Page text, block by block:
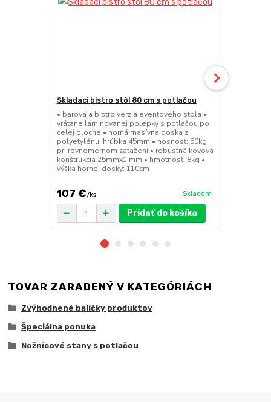
Skladací bistro stôl 80 cm s potlačou
• barová a bistro verzia eventového stola •
vrátane laminovanej polepky s potlačou po
celej ploche • horná masívna doska z
polyetylénu, hrúbka 45mm • nosnosť: 50kg
pri rovnomernom zaťažení • robustná kovová
konštrukcia 25mmx1 mm • hmotnosť: 8kg •
výška hornej dosky: 110cm
107 €/ks Skladom
Pridať do košíka
TOVAR ZARADENÝ V KATEGÓRIÁCH
Zvýhodnené balíčky produktov
Špeciálna ponuka
Nožnicové stany s potlačou